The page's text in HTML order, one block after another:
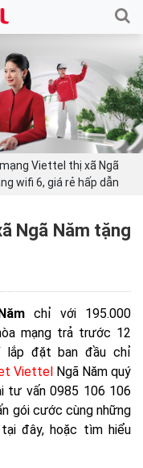
Viettel thị xã Ngã
wifi 6, giá rẻ hấp dẫn
Ngã Năm tặng
chỉ với 195.000
mạng trả trước 12
lắp đặt ban đầu chỉ
Viettel Ngã Năm quý
tư vấn 0985 106 106
gói cước cùng những
đây, hoặc tìm hiểu